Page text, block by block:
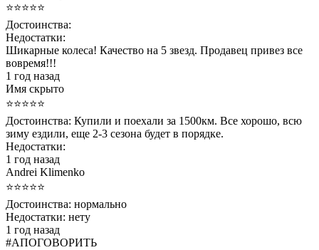
⭐⭐⭐⭐⭐
Достоинства:
Недостатки:
Шикарные колеса! Качество на 5 звезд. Продавец привез все
вовремя!!!
1 год назад
Имя скрыто
⭐⭐⭐⭐⭐
Достоинства: Купили и поехали за 1500км. Все хорошо, всю
зиму ездили, еще 2-3 сезона будет в порядке.
Недостатки:
1 год назад
Andrei Klimenko
⭐⭐⭐⭐⭐
Достоинства: нормально
Недостатки: нету
1 год назад
#АПОГОВОРИТЬ